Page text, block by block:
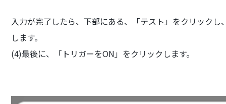
入力が完了したら、下部にある、「テスト」をクリック
します。
(4)最後に、「トリガーをON」をクリックします。